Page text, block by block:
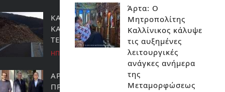
Άρτα: Ο
Μητροπολίτης
Καλλίνικος κάλυψε
τις αυξημένες
λειτουργικές
ανάγκες ανήμερα
της
Μεταμορφώσεως
ΚΑΤΟΛΙΣΘΗΣΗ ΣΤΟΝ
ΚΑΙΝΟΥΡΓΙΟ ΔΡΟΜΟ
ΤΕΡΟΒΟ-ΠΗΓΑΔΙΑ
ΗΠΕΙΡΟΣ
ΑΡΤΑ:ΒΡΕΘΗΚΕ ΛΥΣΗ ΣΤΟ
ΠΡΟΒΛΗΜΑ ΤΟΥ ΜΑΥΡΟΥ